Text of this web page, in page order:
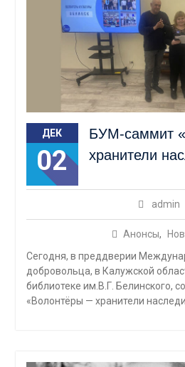
ДЕК
02
БУМ-саммит
хранители
admin
Анонсы,
Сегодня, в преддверии
добровольца, в Калужской
библиотеке им.В.Г. Белинского,
«Волонтёры — хранители